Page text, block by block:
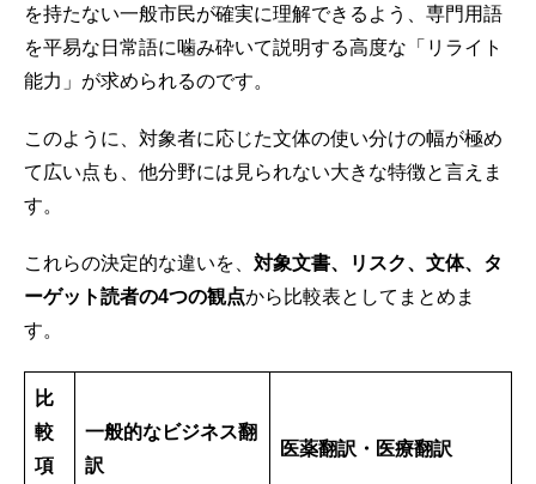
を持たない一般市民が確実に理解できるよう、専門用語
を平易な日常語に噛み砕いて説明する高度な「リライト
能力」が求められるのです。
このように、対象者に応じた文体の使い分けの幅が極め
て広い点も、他分野には見られない大きな特徴と言えま
す。
これらの決定的な違いを、 対象文書、リスク、文体、タ
ーゲット読者の4つの観点から比較表としてまとめま
す。
比
較
項
一般的なビジネス翻
訳
医薬翻訳・医療翻訳